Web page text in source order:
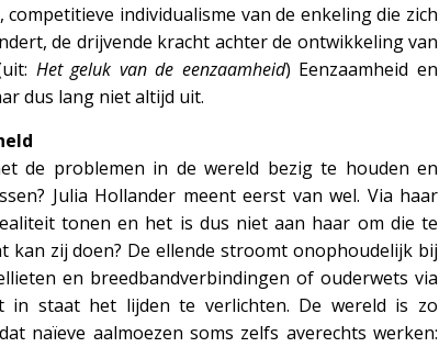
individualisme van de enkeling die zich
de drijvende kracht achter de ontwikkeling van
Het geluk van de eenzaamheid) Eenzaamheid en
dus lang niet altijd uit.
de problemen in de wereld bezig te houden en
Julia Hollander meent eerst van wel. Via haar
tonen en het is dus niet aan haar om die te
kan zij doen? De ellende stroomt onophoudelijk bij
en breedbandverbindingen of ouderwets via
staat het lijden te verlichten. De wereld is zo
naïeve aalmoezen soms zelfs averechts werken: